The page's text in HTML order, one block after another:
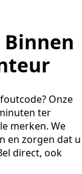
Binnen
Onze
ter
merken. We
en zorgen dat u
direct, ook